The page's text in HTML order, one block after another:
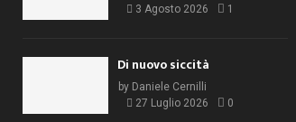
3 Agosto 2026
1
Di nuovo siccità
by Daniele Cernilli
27 Luglio 2026
0